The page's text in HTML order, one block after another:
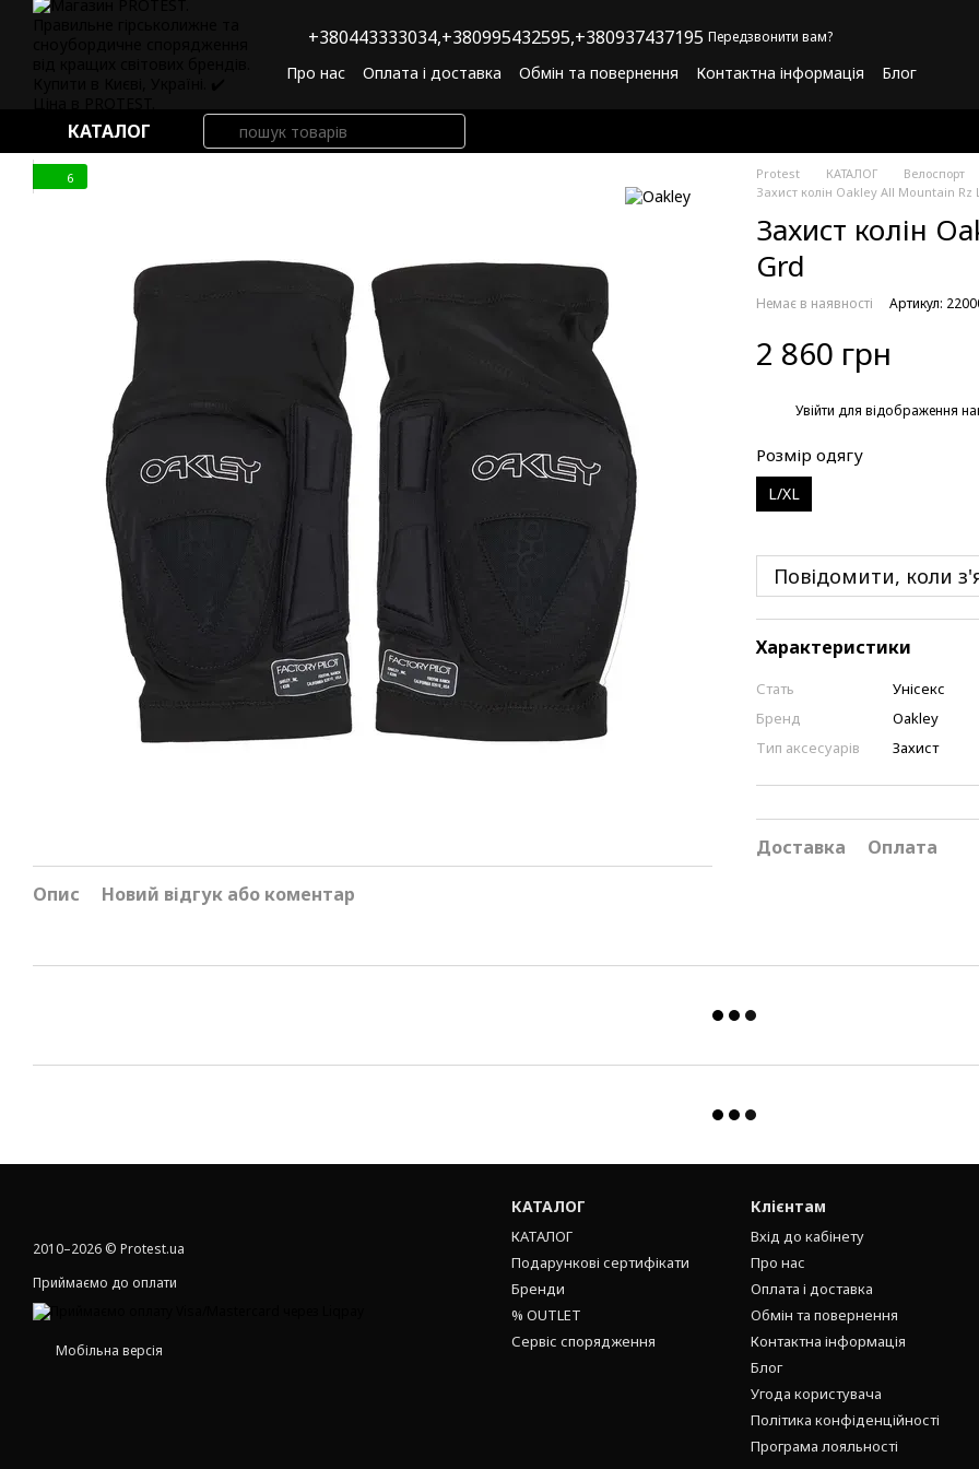
Перейти до основного контенту
+380443333034,+380995432595,+380937437195 Передзвонити вам?
Про нас Оплата і доставка Обмін та повернення Контактна інформація
Блог
КАТАЛОГ
6
Опис Новий відгук або коментар
Protest КАТАЛОГ Велоспорт
Захист колін Oakley All Mountain Rz
Захист колін
Grd
Немає в наявності Артикул:
2 860 грн
Увійти для відображення
Розмір одягу
L/XL
Повідомити, коли
Характеристики
Стать
Унісекс
Бренд
Oakley
Тип аксесуарів
Захист
Доставка Оплата
2010–2026 © Protest.ua
Приймаємо до оплати
Мобільна версія
КАТАЛОГ
КАТАЛОГ
Подарункові сертифікати
Бренди
% OUTLET
Сервіс спорядження
Клієнтам
Вхід до кабінету
Про нас
Оплата і доставка
Обмін та повернення
Контактна інформація
Блог
Угода користувача
Політика конфіденційності
Програма лояльності